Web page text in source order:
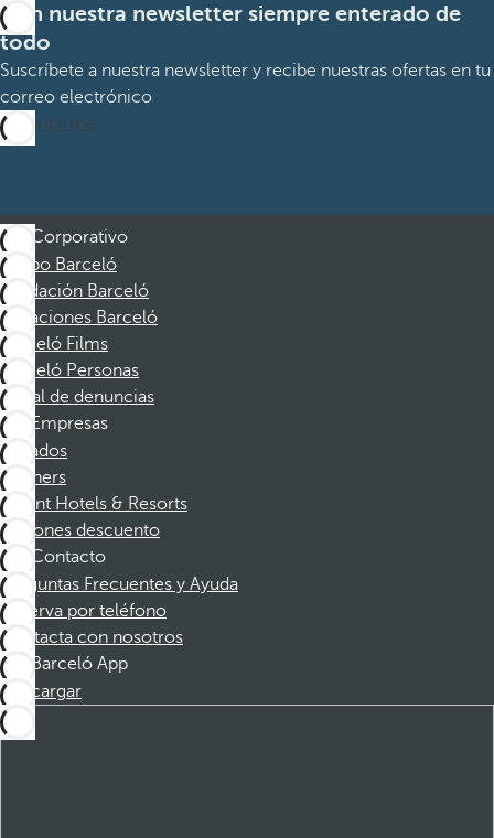
Con nuestra newsletter siempre enterado de
todo
Suscríbete a nuestra newsletter y recibe nuestras ofertas en tu
correo electrónico
Suscribirme
Corporativo
Grupo Barceló
Fundación Barceló
Vacaciones Barceló
Barceló Films
Barceló Personas
Canal de denuncias
Empresas
Afiliados
Partners
Dorint Hotels & Resorts
Cupones descuento
Contacto
Preguntas Frecuentes y Ayuda
Reserva por teléfono
Contacta con nosotros
Barceló App
Descargar